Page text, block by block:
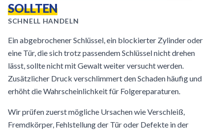
SOLLTEN
SCHNELL HANDELN
Ein abgebrochener Schlüssel, ein blockierter Zylinder oder
eine Tür, die sich trotz passendem Schlüssel nicht drehen
lässt, sollte nicht mit Gewalt weiter versucht werden.
Zusätzlicher Druck verschlimmert den Schaden häufig und
erhöht die Wahrscheinlichkeit für Folgereparaturen.
Wir prüfen zuerst mögliche Ursachen wie Verschleiß,
Fremdkörper, Fehlstellung der Tür oder Defekte in der